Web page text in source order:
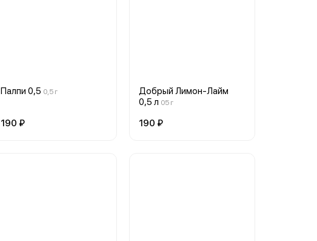
Палпи 0,5 0,5 г
190 ₽
Добрый Лимон-Лайм
0,5 л 05 г
190 ₽